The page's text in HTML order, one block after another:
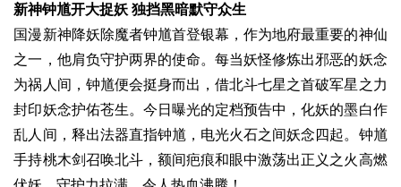
新神钟馗开大捉妖 独挡黑暗默守众生
国漫新神降妖除魔者钟馗首登银幕，作为地府最重要的神仙
之一，他肩负守护两界的使命。每当妖怪修炼出邪恶的妖念
为祸人间，钟馗便会挺身而出，借北斗七星之首破军星之力
封印妖念护佑苍生。今日曝光的定档预告中，化妖的墨白作
乱人间，释出法器直指钟馗，电光火石之间妖念四起。钟馗
手持桃木剑召唤北斗，额间疤痕和眼中激荡出正义之火高燃